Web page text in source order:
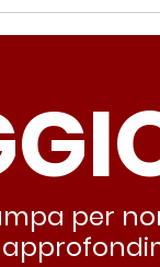
Colucci
“La
servizi e
per